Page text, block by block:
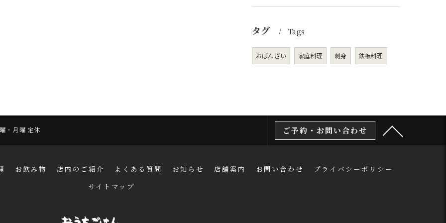
タグ Tags
おばんざい 家庭料理 刺身 鉄板料理
・月曜 定休 ご予約・お問い合わせ
お飲み物 店内のご紹介 よくある質問 お知らせ 店舗案内 お問い合わせ
プライバシーポリシー
サイトマップ